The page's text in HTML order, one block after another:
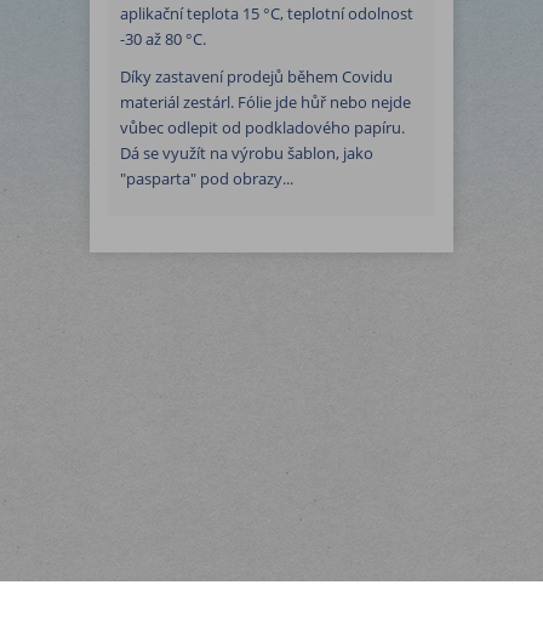
aplikační teplota 15 °C, teplotní odolnost
-30 až 80 °C.
Díky zastavení prodejů během Covidu
materiál zestárl. Fólie jde hůř nebo nejde
vůbec odlepit od podkladového papíru.
Dá se využít na výrobu šablon, jako
"pasparta" pod obrazy...